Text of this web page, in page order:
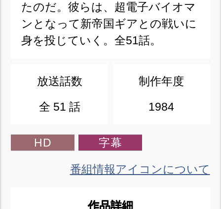
たのだ。彼らは、超電子バイオマ
ンとなって新帝国ギアとの戦いに
身を投じていく。全51話。
放送話数
全 51 話
制作年度
1984
HD 字幕
番組情報アイコンについて
作品詳細